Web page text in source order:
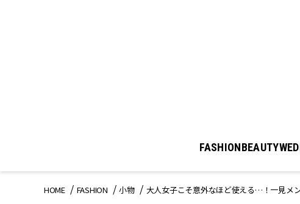
FASHIONBEAUTY
HOME FASHION 小物 大人女子こそ意外なほど使える…！一見メ